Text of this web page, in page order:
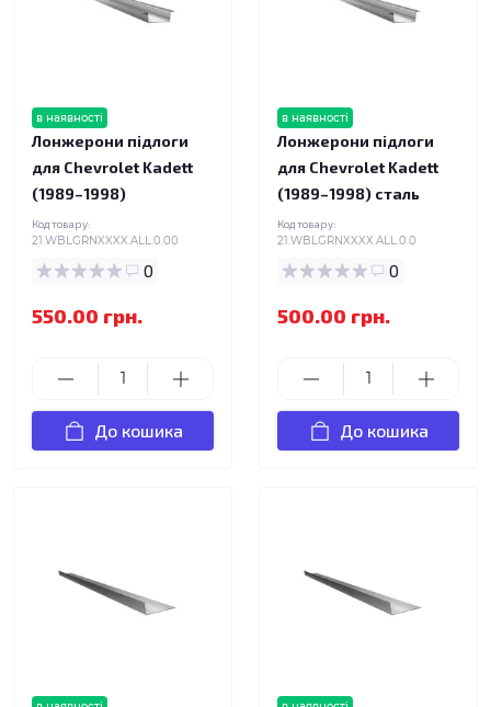
в наявності
Лонжерони підлоги
для Chevrolet Kadett
(1989–1998)
Код товару:
21.WBLGRNXXXX.ALL.0.00
0
550.00 грн.
До кошика
в наявності
Лонжерони підлоги
для Chevrolet Kadett
(1989–1998) сталь
Код товару:
21.WBLGRNXXXX.ALL.0.0
0
500.00 грн.
До кошика